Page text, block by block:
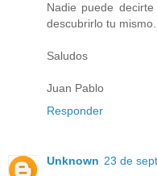
Nadie puede
descubrirlo tu mismo.
Saludos
Juan Pablo
Responder
Unknown 23 de